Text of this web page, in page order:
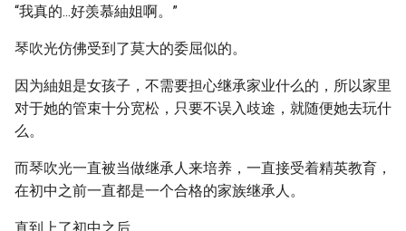
“我真的...好羡慕紬姐啊。”
琴吹光仿佛受到了莫大的委屈似的。
因为紬姐是女孩子，不需要担心继承家业什么的，所以家里
对于她的管束十分宽松，只要不误入歧途，就随便她去玩什
么。
而琴吹光一直被当做继承人来培养，一直接受着精英教育，
在初中之前一直都是一个合格的家族继承人。